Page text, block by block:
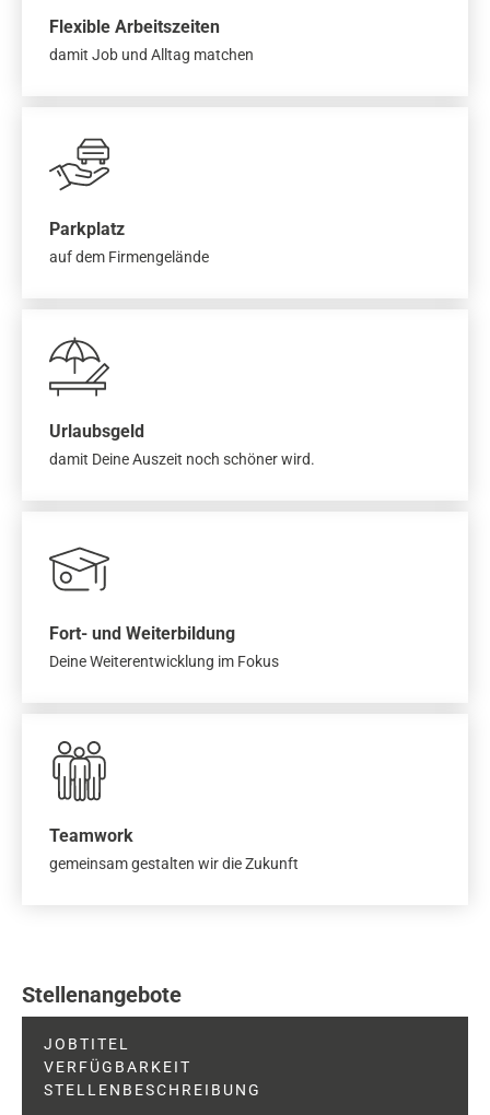
Flexible Arbeitszeiten
damit Job und Alltag matchen
Parkplatz
auf dem Firmengelände
Urlaubsgeld
damit Deine Auszeit noch schöner wird.
Fort- und Weiterbildung
Deine Weiterentwicklung im Fokus
Teamwork
gemeinsam gestalten wir die Zukunft
Stellenangebote
JOBTITEL
VERFÜGBARKEIT
STELLENBESCHREIBUNG